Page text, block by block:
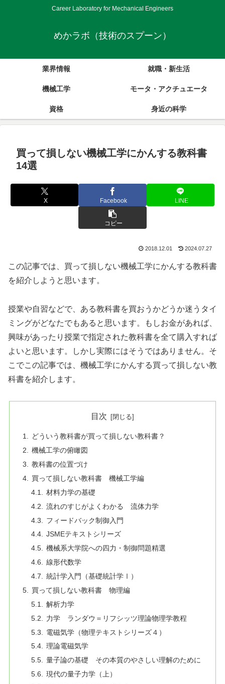
Career Laboratory for Mechanical Engineers
めかラボ（技術のスプーン）
業界情報 就職・新生活
機械工学 モータ・アクチュエータ
資格 身近の科学
買って損しない機械工学にかんする教科書
14選
X Facebook LINE
コピー
2018.12.01 2024.07.27
この記事では、買って損しない機械工学にかんする教科書
を紹介しようと思います。
授業や自習などで、ある教科書を買おうかどうか迷うタイ
ミングがどなたでもあると思います。もしお金があれば、
興味があったり授業で指定された教科書を全て購入すれば
よいと思います。しかし実際にはそうではありません。そ
こでこの記事では、機械工学にかんする買って損しない教
科書を紹介します。
目次
どういう教科書が買って損しない教科書？
機械工学の俯瞰図
教科書の位置づけ
買って損しない教科書 機械工学編
材料力学の基礎
流れのすじがよくわかる 流体力学
フィードバック制御入門
JSMEテキストシリーズ
機械系大学院への四力・制御問題精選
線形代数学
統計学入門（基礎統計学Ⅰ）
買って損しない教科書 物理編
解析力学
力学 ランダウ＝リフシッツ理論物理学教程
電磁気学（物理テキストシリーズ４）
理論電磁気学
量子論の基礎 その本質のやさしい理解のために
現代の量子力学（上）